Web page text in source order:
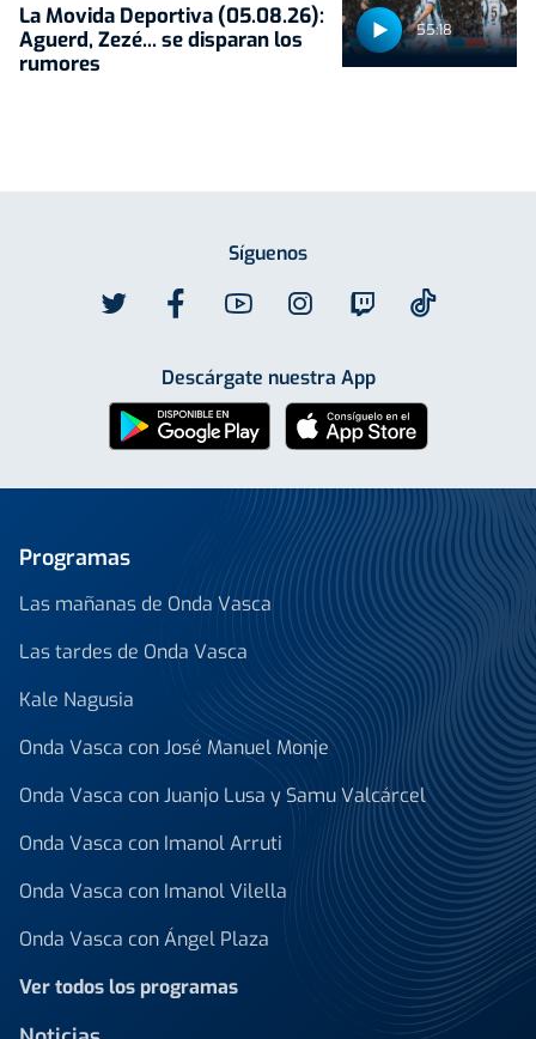
55:18
La Movida Deportiva (05.08.26):
Aguerd, Zezé... se disparan los
rumores
Síguenos
Descárgate nuestra App
Programas
Las mañanas de Onda Vasca
Las tardes de Onda Vasca
Kale Nagusia
Onda Vasca con José Manuel Monje
Onda Vasca con Juanjo Lusa y Samu Valcárcel
Onda Vasca con Imanol Arruti
Onda Vasca con Imanol Vilella
Onda Vasca con Ángel Plaza
Ver todos los programas